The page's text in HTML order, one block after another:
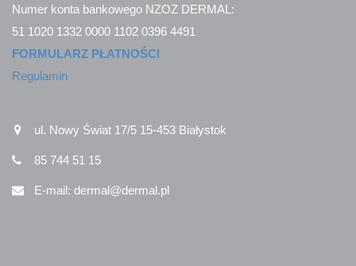
Numer konta bankowego NZOZ DERMAL:
51 1020 1332 0000 1102 0396 4491
FORMULARZ PŁATNOŚCI
Regulamin
ul. Nowy Świat 17/5 15-453 Białystok
85 744 51 15
E-mail: dermal@dermal.pl